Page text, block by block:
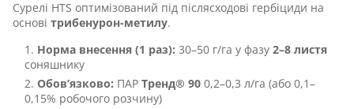
Сурелі HTS оптимізований під післясходові гербіциди на
основі трибенурон-метилу.
Норма внесення (1 раз): 30–50 г/га у фазу 2–8 листя
соняшнику
Обов’язково: ПАР Тренд® 90 0,2–0,3 л/га (або 0,1–
0,15% робочого розчину)